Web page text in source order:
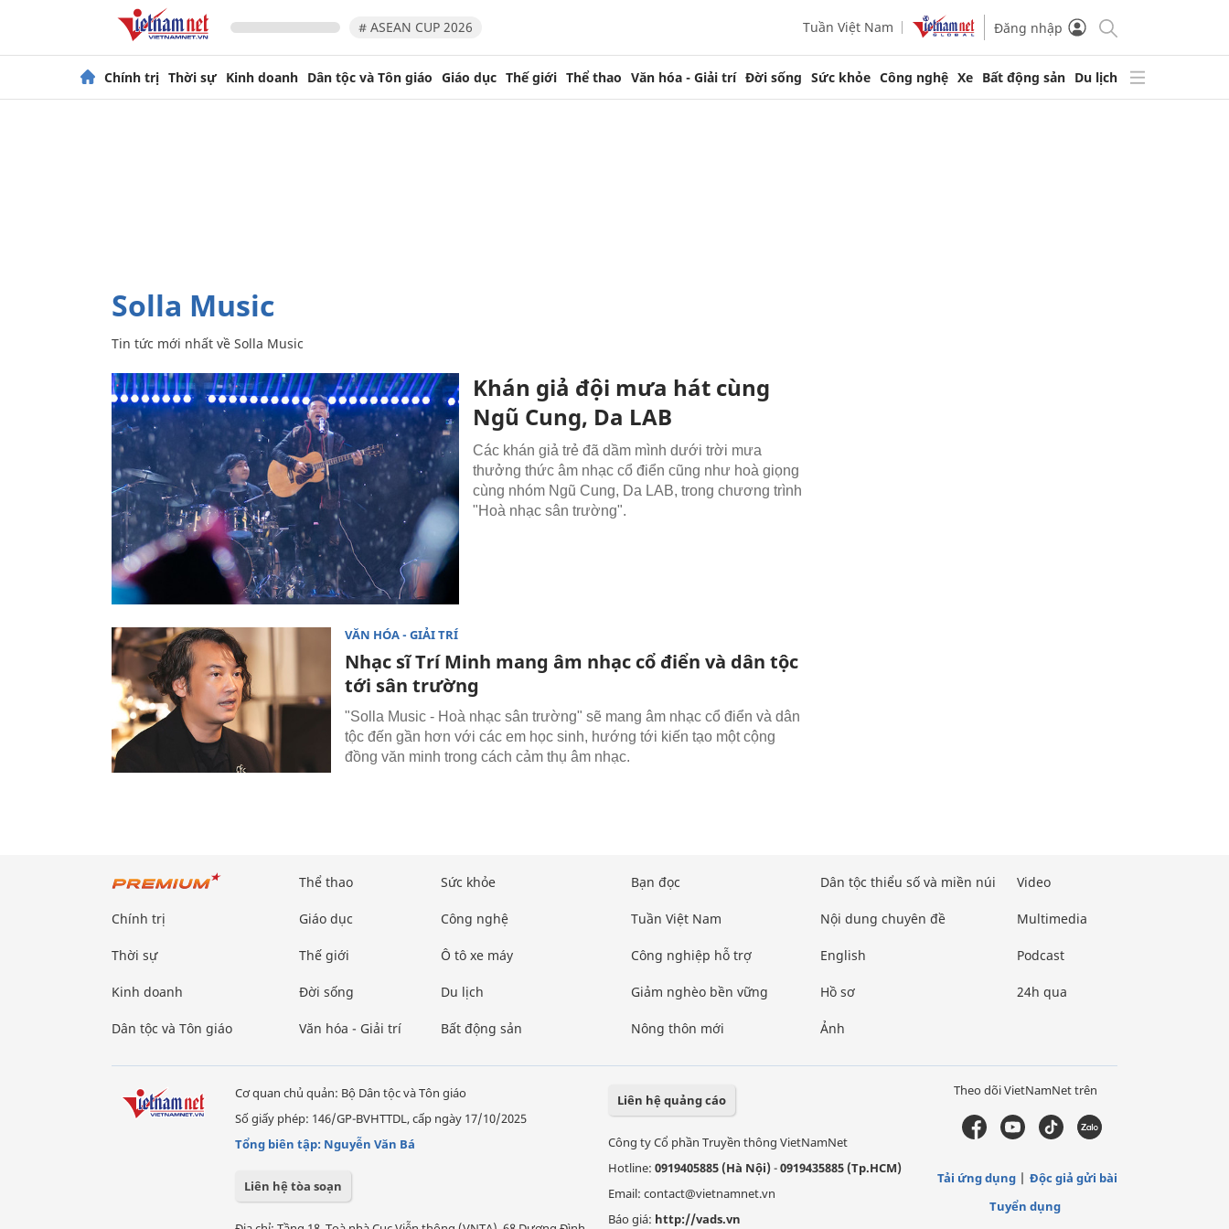
# ASEAN CUP 2026 Tuần Việt Nam Đăng nhập
Chính trị Thời sự Kinh doanh Dân tộc và Tôn giáo Giáo dục Thế giới Thể thao Văn hóa - Giải trí Đời sống Sức khỏe Công nghệ Xe Bất động sản Du lịch
Solla Music
Tin tức mới nhất về Solla Music
Khán giả đội mưa hát cùng
Ngũ Cung, Da LAB
Các khán giả trẻ đã dầm mình dưới trời mưa
thưởng thức âm nhạc cổ điển cũng như hoà giọng
cùng nhóm Ngũ Cung, Da LAB, trong chương trình
"Hoà nhạc sân trường".
VĂN HÓA - GIẢI TRÍ
Nhạc sĩ Trí Minh mang âm nhạc cổ điển và dân tộc
tới sân trường
"Solla Music - Hoà nhạc sân trường" sẽ mang âm nhạc cổ điển và dân
tộc đến gần hơn với các em học sinh, hướng tới kiến tạo một cộng
đồng văn minh trong cách cảm thụ âm nhạc.
Chính trị
Thời sự
Kinh doanh
Dân tộc và Tôn giáo
Thể thao
Giáo dục
Thế giới
Đời sống
Văn hóa - Giải trí
Sức khỏe
Công nghệ
Ô tô xe máy
Du lịch
Bất động sản
Bạn đọc
Tuần Việt Nam
Công nghiệp hỗ trợ
Giảm nghèo bền vững
Nông thôn mới
Dân tộc thiểu số và miền núi
Nội dung chuyên đề
English
Hồ sơ
Ảnh
Video
Multimedia
Podcast
24h qua
Cơ quan chủ quản: Bộ Dân tộc và Tôn giáo
Số giấy phép: 146/GP-BVHTTDL, cấp ngày 17/10/2025
Tổng biên tập: Nguyễn Văn Bá
Liên hệ tòa soạn
Liên hệ quảng cáo
Công ty Cổ phần Truyền thông VietNamNet
Hotline: 0919405885 (Hà Nội)-0919435885 (Tp.HCM)
Email: contact@vietnamnet.vn
Báo giá: http://vads.vn
Theo dõi VietNamNet trên
Tải ứng dụng
Độc giả gửi bài
Tuyển dụng